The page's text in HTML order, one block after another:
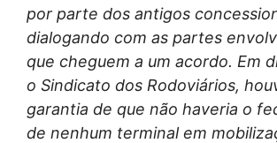
por parte dos antigos
dialogando com as partes
que cheguem a um acordo. Em
o Sindicato dos Rodoviários,
garantia de que não haveria o
de nenhum terminal em